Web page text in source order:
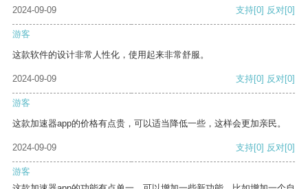
2024-09-09 支持[0] 反对[0]
游客
这款软件的设计非常人性化，使用起来非常舒服。
2024-09-09 支持[0] 反对[0]
游客
这款加速器app的价格有点贵，可以适当降低一些，这样会更加亲民。
2024-09-09 支持[0] 反对[0]
游客